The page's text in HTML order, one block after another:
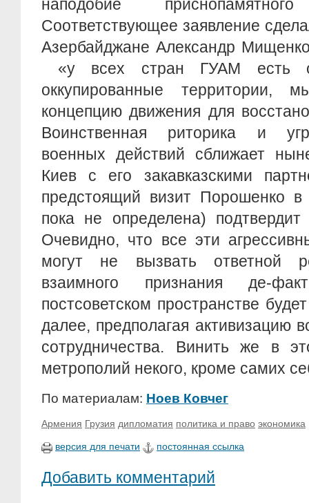
наподобие
Соответствующее заявление
Азербайджане Александр
«у всех стран ГУАМ есть
оккупированные территории,
концепцию движения для
Воинственная риторика и
военных действий сближает
Киев с его закавказскими
предстоящий визит Порошенко в
пока не определена)
Очевидно, что все эти
могут не вызвать ответной
взаимного признания де-
постсоветском пространстве
далее, предполагая активизацию
сотрудничества. Винить же в
метрополий некого, кроме самих
По материалам: Ноев Ковчег
Армения Грузия дипломатия политика и право экономика
версия для печати постоянная ссылка
Добавить комментарий